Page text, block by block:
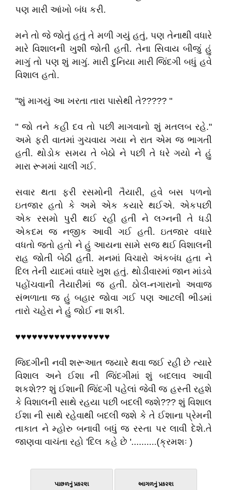
પણ મારી આંખો બંધ કરી.
મને તો જે જોતું હતું તે મળી ગયું હતું, પણ તેનાથી વધારે
મારે વિશાલની ખુશી જોતી હતી. તેના સિવાય બીજું હું
માગું તો પણ શું માગું. મારી દુનિયા મારી જિંદગી બધું હવે
વિશાલ હતો.
"શું માગયું આ ખરતા તારા પાસેથી તે????? "
" જો તને કહી દવ તો પછી માગવાનો શું મતલબ રહે."
અમે ફરી વાતમાં ગુચવાય ગયા ને રાત એમ જ ભાગતી
હતી. થોડોક સમય તે બેઠો ને પછી તે ધરે ગયો ને હું
મારા રૂમમાં ચાલી ગઈ.
સવાર થતા ફરી રસમોની તૈયારી, હવે બસ પળનો
ઇતજાર હતો કે અમે એક કયારે થઈએ. એકપછી
એક રસમો પુરી થઈ રહી હતી ને લગ્નની તે ધડી
એકદમ જ નજીક આવી ગઈ હતી. ઇતજાર વધારે
વધતો જતો હતો ને હું આયના સામે સજ થઈ વિશાલની
રાહ જોતી બેઠી હતી. મનમાં વિચારો અંકબંધ હતા ને
દિલ તેની યાદમાં વધારે ખુશ હતું. થોડીવારમાં જાન માંડવે
પહોંચવાની તૈયારીમાં જ હતી. ઠોલ-નગારાનો અવાજ
સંભળાતા જ હું બહાર જોવા ગઈ પણ આટલી ભીડમાં
તારો ચહેરા ને હું જોઈ ના શકી.
♥♥♥♥♥♥♥♥♥♥♥♥♥♥♥♥♥
જિદગીની નવી શરૂઆત જયારે થવા જઈ રહી છે ત્યારે
વિશાલ અને ઈશા ની જિંદગીમાં શું બદલાવ આવી
શકશે?? શું ઈશાની જિંદગી પહેલાં જેવી જ હસ્તી રહશે
કે વિશાલની સાથે રહયા પછી બદલી જશે??? શું વિશાલ
ઈશા ની સાથે રહેવાથી બદલી જશે કે તે ઈશાના પ્રેમની
તાકાત ને મ્હોરુ બનાવી બધું જ રસ્તા પર લાવી દેશે.તે
જાણવા વાચંતા રહો 'દિલ કહે છે '..........(ક્રમશઃ )
પાછળનું પ્રકરણ આગળનું પ્રકરણ